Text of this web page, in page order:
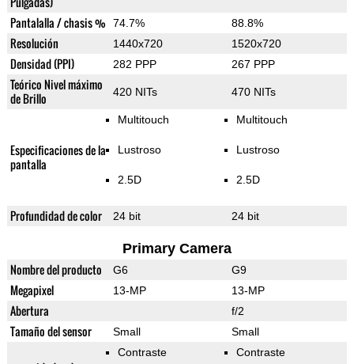
Pantalalla / chasis % 74.7% 88.8%
Resolución 1440x720 1520x720
Densidad (PPI) 282 PPP 267 PPP
Teórico Nivel máximo
de Brillo
420 NITs 470 NITs
Especificaciones de la
pantalla
Multitouch
Lustroso
2.5D
Multitouch
Lustroso
2.5D
Profundidad de color 24 bit 24 bit
Primary Camera
Nombre del producto G6 G9
Megapixel 13-MP 13-MP
Abertura f/2
Tamaño del sensor Small Small
Contraste Contraste